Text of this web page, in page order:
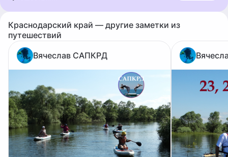
Краснодарский край — другие заметки из
путешествий
Вячеслав САПКРД